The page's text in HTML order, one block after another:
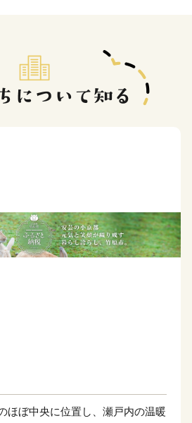
ほぼ中央に位置し、瀬戸内の温暖